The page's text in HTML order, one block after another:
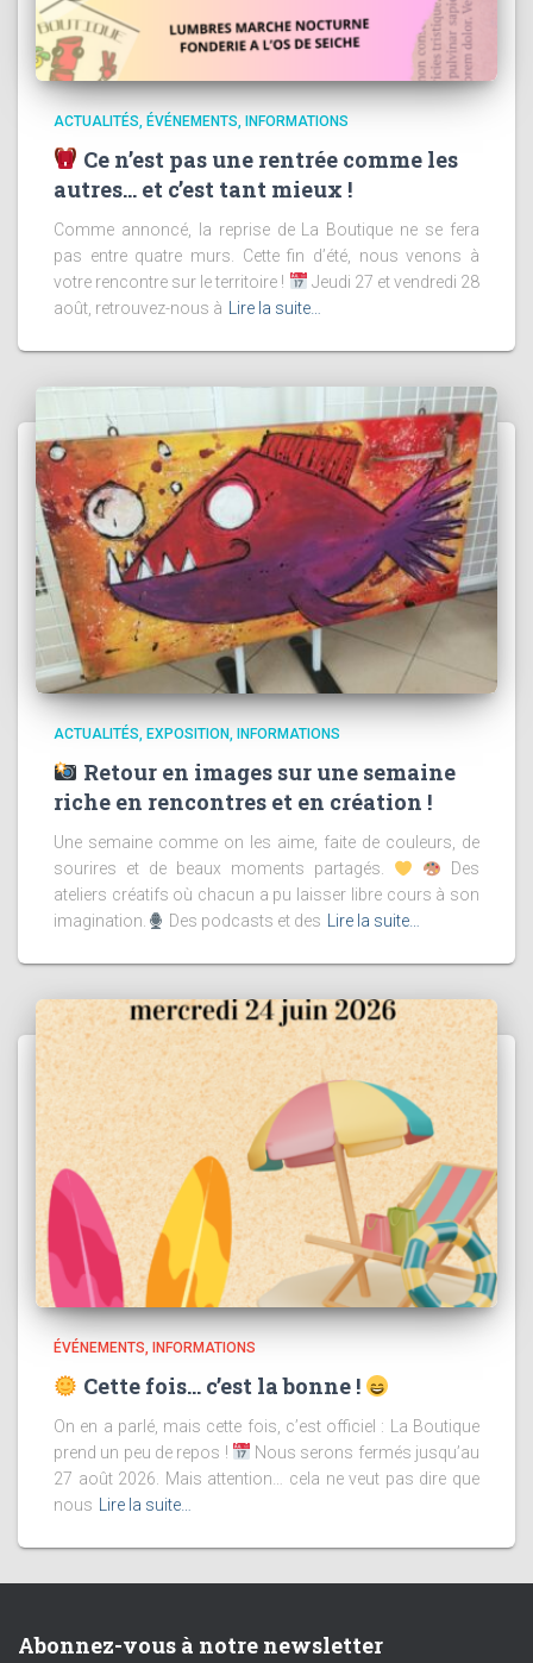
ACTUALITÉS ÉVÉNEMENTS INFORMATIONS
Ce n’est pas une rentrée comme les
autres… et c’est tant mieux !
Comme annoncé, la reprise de La Boutique ne se fera
pas entre quatre murs. Cette fin d’été, nous venons à
votre rencontre sur le territoire !
Jeudi 27 et vendredi 28
août, retrouvez-nous à
Lire la suite…
ACTUALITÉS EXPOSITION INFORMATIONS
Retour en images sur une semaine
riche en rencontres et en création !
Une semaine comme on les aime, faite de couleurs, de
sourires et de beaux moments partagés.
Des
ateliers créatifs où chacun a pu laisser libre cours à son
imagination.
Des podcasts et des Lire la suite…
ÉVÉNEMENTS INFORMATIONS
Cette fois… c’est la bonne !
On en a parlé, mais cette fois, c’est officiel : La Boutique
prend un peu de repos !
Nous serons fermés jusqu’au
27 août 2026. Mais attention… cela ne veut pas dire que
nous
Lire la suite…
Abonnez-vous à notre newsletter